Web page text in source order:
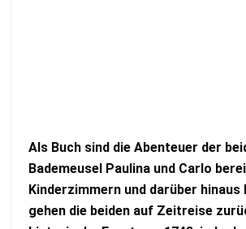
Als Buch sind die Abenteuer der
Bademeusel Paulina und Carlo
Kinderzimmern und darüber hinaus
gehen die beiden auf Zeitreise